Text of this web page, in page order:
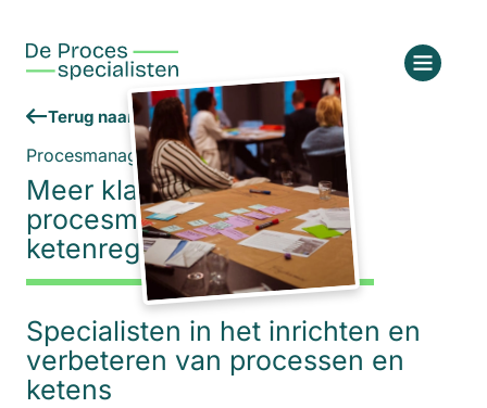
Terug naar het overzicht
Procesmanagement en ketenregie
Meer klantwaarde met
procesmanagement en
ketenregie
Specialisten in het inrichten en
verbeteren van processen en
ketens